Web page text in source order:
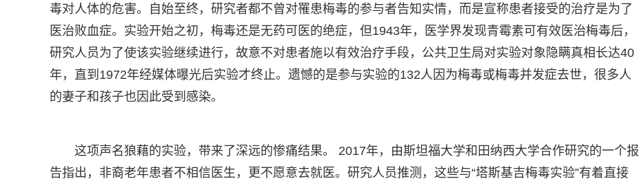
毒对人体的危害。自始至终，研究者都不曾对罹患梅毒的参与者告知实情，而是宣称患者接受的治疗是为了
医治败血症。实验开始之初，梅毒还是无药可医的绝症，但1943年，医学界发现青霉素可有效医治梅毒后，
研究人员为了使该实验继续进行，故意不对患者施以有效治疗手段，公共卫生局对实验对象隐瞒真相长达40
年，直到1972年经媒体曝光后实验才终止。遗憾的是参与实验的132人因为梅毒或梅毒并发症去世，很多人
的妻子和孩子也因此受到感染。
这项声名狼藉的实验，带来了深远的惨痛结果。 2017年，由斯坦福大学和田纳西大学合作研究的一个报
告指出，非裔老年患者不相信医生，更不愿意去就医。研究人员推测，这些与“塔斯基吉梅毒实验”有着直接